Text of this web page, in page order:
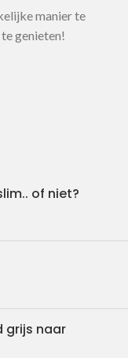
manier te
genieten!
of niet?
grijs naar